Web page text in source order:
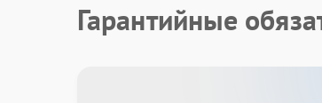
Гарантийные